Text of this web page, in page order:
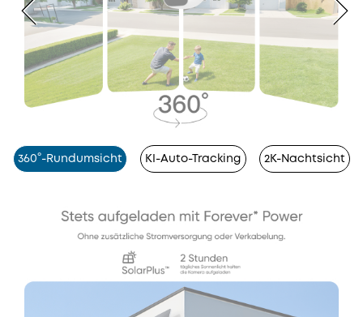
360°-Rundumsicht KI-Auto-Tracking 2K-Nachtsicht